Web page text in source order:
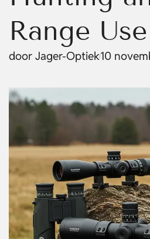
Range Use
door Jager-Optiek10